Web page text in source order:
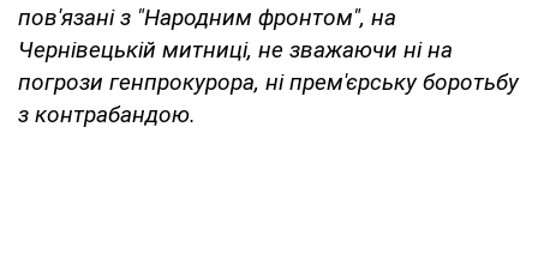
пов'язані з "Народним фронтом", на
Чернівецькій митниці, не зважаючи ні на
погрози генпрокурора, ні прем'єрську боротьбу
з контрабандою.